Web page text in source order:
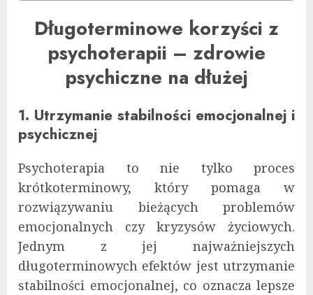
Długoterminowe korzyści z
psychoterapii – zdrowie
psychiczne na dłużej
1. Utrzymanie stabilności emocjonalnej i
psychicznej
Psychoterapia to nie tylko proces
krótkoterminowy, który pomaga w
rozwiązywaniu bieżących problemów
emocjonalnych czy kryzysów życiowych.
Jednym z jej najważniejszych
długoterminowych efektów jest utrzymanie
stabilności emocjonalnej, co oznacza lepsze